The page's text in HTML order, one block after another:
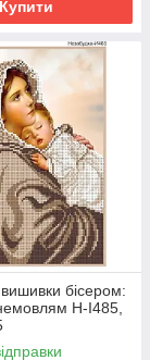
Купити
бісером:
Н-І485,